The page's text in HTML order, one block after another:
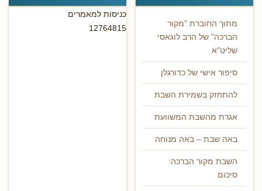
מתוך החוברת "מקור
הברכה" של הרב לוגאסי
שליט"א
סיפור אישי של כדורגלן
להתחזק בשמירת השבת
אגרת מהשבת המשוועת
באה שבת – באה מנוחה
השבת מקור הברכה:
סיכום
כניסות למאמרים
12764815